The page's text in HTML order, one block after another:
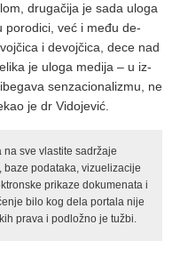
dru­ga­či­ja je sa­da ulo­ga
po­ro­di­ci, već i me­đu de­
i de­voj­či­ca, de­ce nad
je ulo­ga me­di­ja – u iz­
sen­za­ci­o­na­li­zmu, ne
je dr Vi­do­je­vić.
sve vlastite sadržaje
podataka, vizuelizacije
prikaze dokumenata i
bilo kog dela portala nije
prava i podložno je tužbi.